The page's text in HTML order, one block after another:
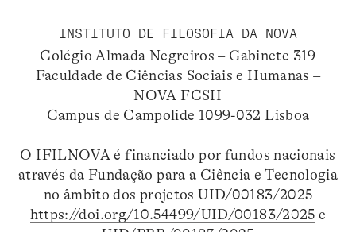
INSTITUTO DE FILOSOFIA DA NOVA
Colégio Almada Negreiros – Gabinete 319
Faculdade de Ciências Sociais e Humanas –
NOVA FCSH
Campus de Campolide 1099-032 Lisboa
O IFILNOVA é financiado por fundos nacionais
através da Fundação para a Ciência e Tecnologia
no âmbito dos projetos UID/00183/2025
https://doi.org/10.54499/UID/00183/2025 e